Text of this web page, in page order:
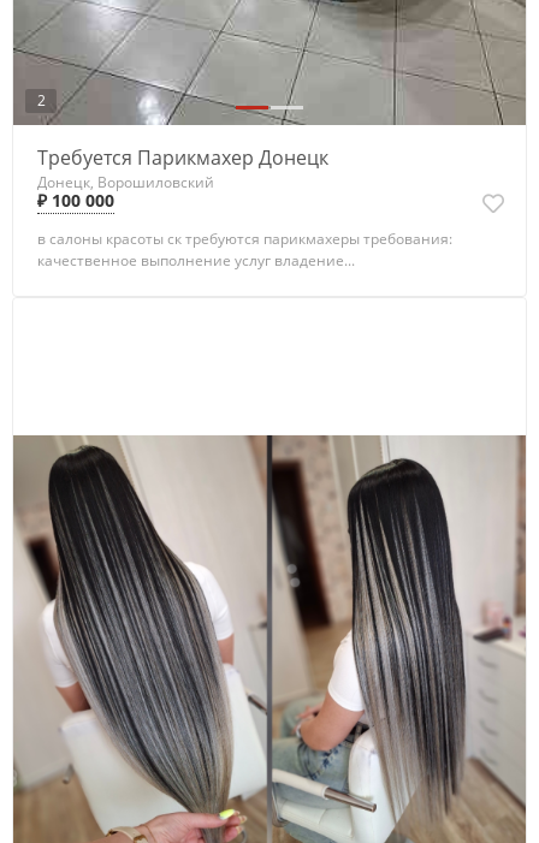
2
Требуется Парикмахер Донецк
Донецк, Ворошиловский
₽ 100 000
в салоны красоты ск требуются парикмахеры требования:
качественное выполнение услуг владение...